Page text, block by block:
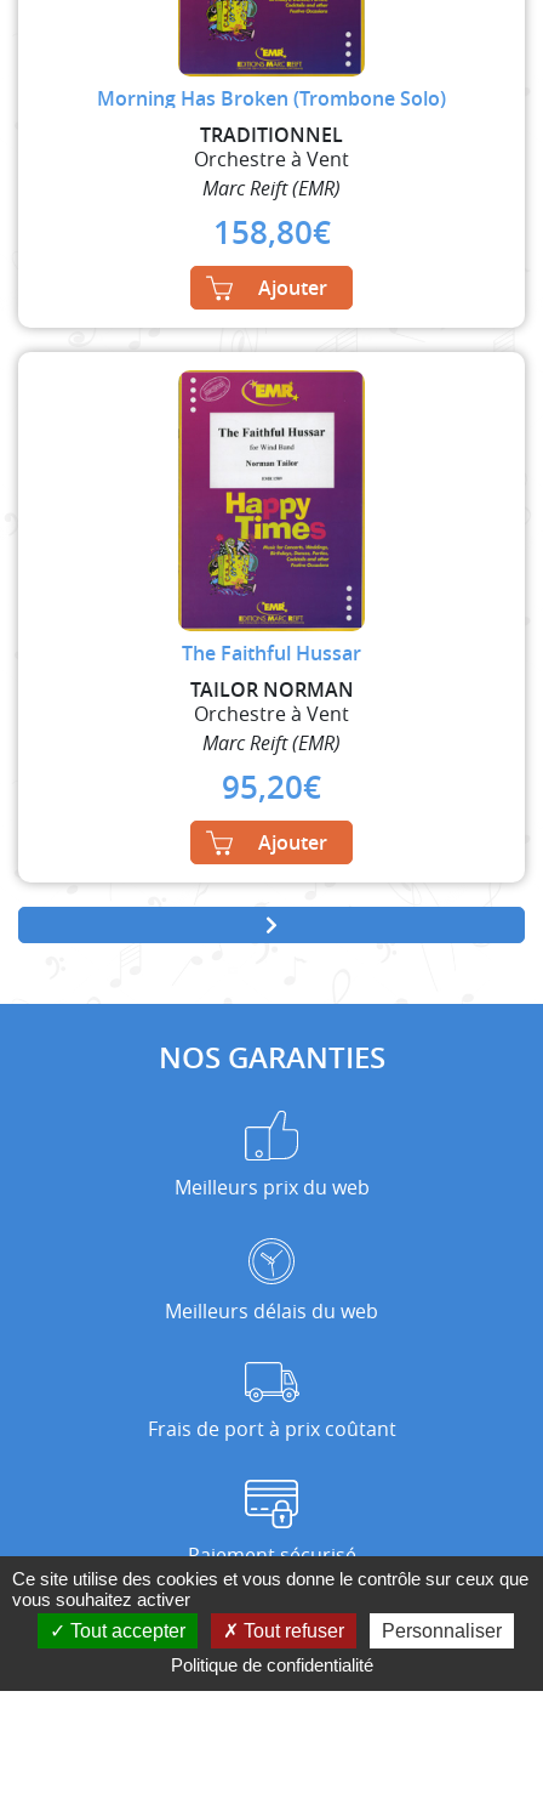
Morning Has Broken (Trombone Solo)
TRADITIONNEL
Orchestre à Vent
Marc Reift (EMR)
158,80€
Ajouter
The Faithful Hussar
TAILOR NORMAN
Orchestre à Vent
Marc Reift (EMR)
95,20€
Ajouter
NOS GARANTIES
Meilleurs prix du web
Meilleurs délais du web
Frais de port à prix coûtant
Paiement sécurisé
Nos magasins
Ce site utilise des cookies et vous donne le contrôle sur ceux que
vous souhaitez activer
Tout accepter
Tout refuser
Personnaliser
Politique de confidentialité